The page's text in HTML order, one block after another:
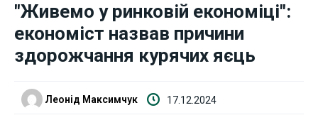
Бізнес
Валютний ринок
"Живемо у ринковій економіці":
економіст назвав причини
здорожчання курячих яєць
Леонід Максимчук 17.12.2024